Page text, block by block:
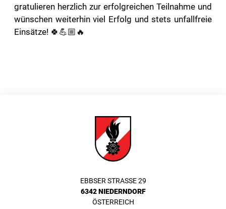
gratulieren herzlich zur erfolgreichen Teilnahme und
wünschen weiterhin viel Erfolg und stets unfallfreie
Einsätze! 🍀💪🏼🔥
EBBSER STRASSE 29
6342 NIEDERNDORF
ÖSTERREICH